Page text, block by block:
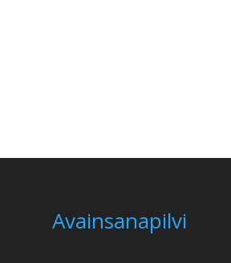
Avainsanapilvi